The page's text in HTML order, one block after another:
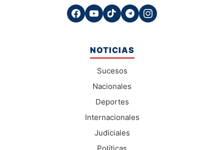
NOTICIAS
Sucesos
Nacionales
Deportes
Internacionales
Judiciales